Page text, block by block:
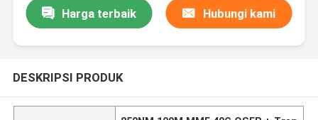
Harga terbaik Hubungi kami
DESKRIPSI PRODUK